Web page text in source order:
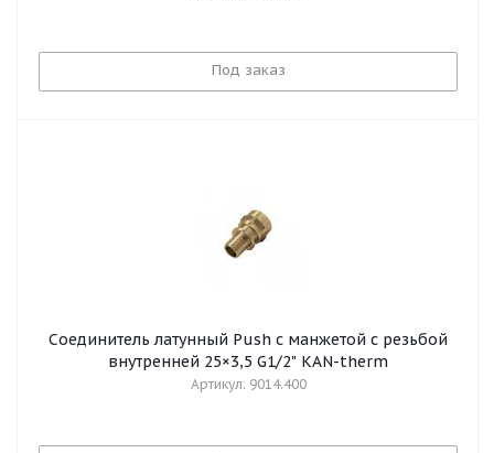
Под заказ
Соединитель латунный Push с манжетой с резьбой
внутренней 25×3,5 G1/2" KAN-therm
Артикул: 9014.400